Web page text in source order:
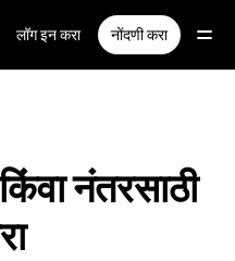
लॉग इन करा नोंदणी करा
नंतरसाठी